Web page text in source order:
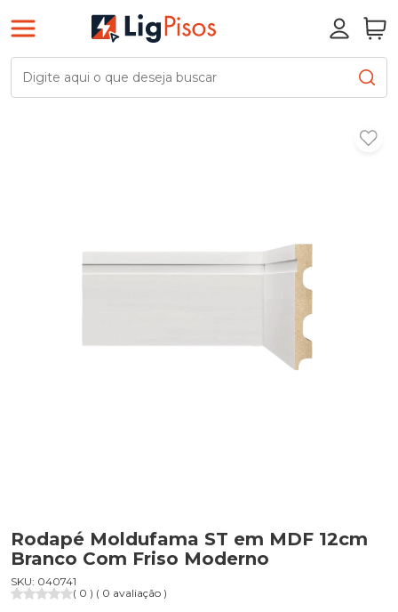
Rodapé Moldufama ST em MDF 12cm
Branco Com Friso Moderno
SKU: 040741
( 0 ) ( 0 avaliação )